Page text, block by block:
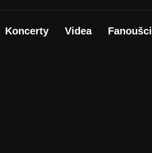
Koncerty Videa Fanoušci